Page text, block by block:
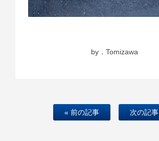
by．Tomizawa
« 前の記事 次の記